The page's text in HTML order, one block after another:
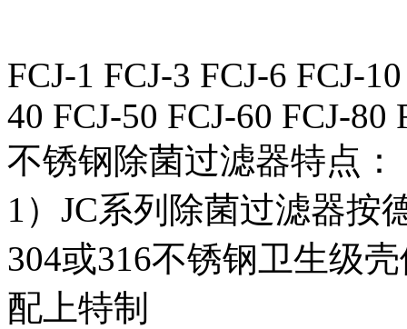
FCJ-1 FCJ-3 FCJ-6 FCJ-
40 FCJ-50 FCJ-60 FCJ-80
不锈钢除菌过滤器特点：
1 ）JC系列除菌过滤器按
304或316不锈钢卫生级
配上特制